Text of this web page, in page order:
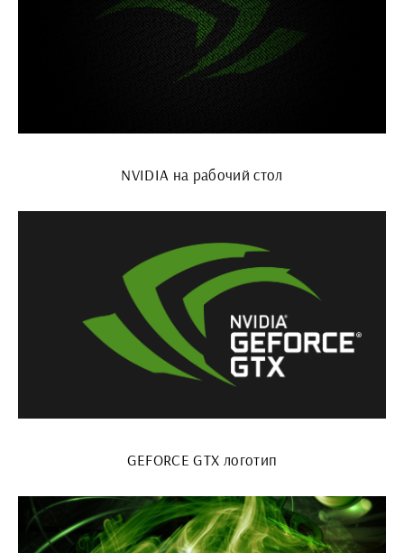
NVIDIA на рабочий стол
GEFORCE GTX логотип